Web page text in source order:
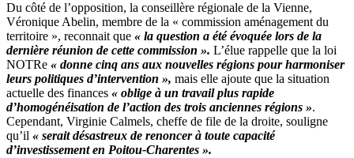
Du côté de l’opposition, la conseillère régionale de la Vienne,
Véronique Abelin, membre de la « commission aménagement du
territoire », reconnait que « la question a été évoquée lors de la
dernière réunion de cette commission ». L’élue rappelle que la loi
NOTRe « donne cinq ans aux nouvelles régions pour harmoniser
leurs politiques d’intervention », mais elle ajoute que la situation
actuelle des finances « oblige à un travail plus rapide
d’homogénéisation de l’action des trois anciennes régions ».
Cependant, Virginie Calmels, cheffe de file de la droite, souligne
qu’il « serait désastreux de renoncer à toute capacité
d’investissement en Poitou-Charentes ».